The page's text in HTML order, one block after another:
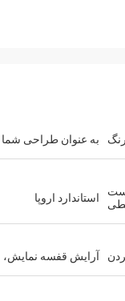
انجام دهم. به من کمک کن تا بعدا طراحی کنم
رنگ به عنوان طراحی شما
استاندارد اروپا
آرایش قفسه نمایش،